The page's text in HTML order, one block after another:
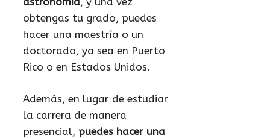
obtengas tu grado, puedes
hacer una maestría o un
doctorado, ya sea en Puerto
Rico o en Estados Unidos.
Además, en lugar de estudiar
la carrera de manera
presencial, puedes hacer una